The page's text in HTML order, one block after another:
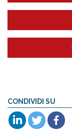
CONDIVIDI SU